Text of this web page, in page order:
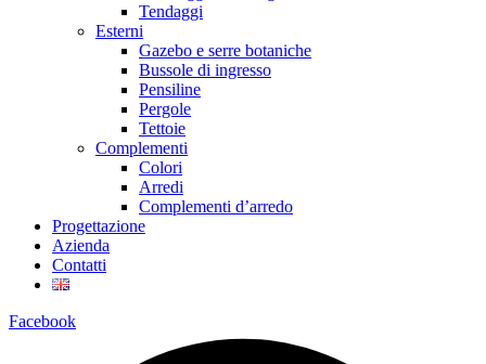
Tendaggi
Esterni
Gazebo e serre botaniche
Bussole di ingresso
Pensiline
Pergole
Tettoie
Complementi
Colori
Arredi
Complementi d’arredo
Progettazione
Azienda
Contatti
Facebook